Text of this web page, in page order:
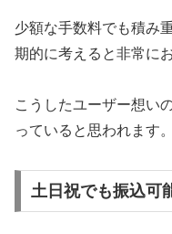
少額な手数料でも積み
期的に考えると非常に
こうしたユーザー想い
っていると思われます。
土日祝でも振込可